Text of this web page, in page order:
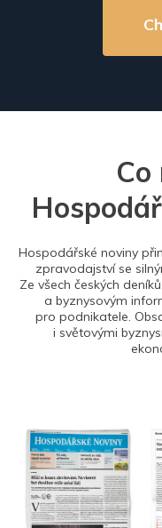
Hospodářské noviny
zpravodajství se
Ze všech českých
a byznysovým
pro podnikatele.
i světovými